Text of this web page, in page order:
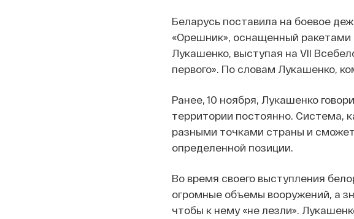
Беларусь поставила на боевое
«Орешник», оснащенный ракетами
Лукашенко, выступая на VII
первого». По словам Лукашенко,
Ранее, 10 ноября, Лукашенко
территории постоянно. Система,
разными точками страны и
определенной позиции.
Во время своего выступления
огромные объемы вооружений, а
чтобы к нему «не лезли».